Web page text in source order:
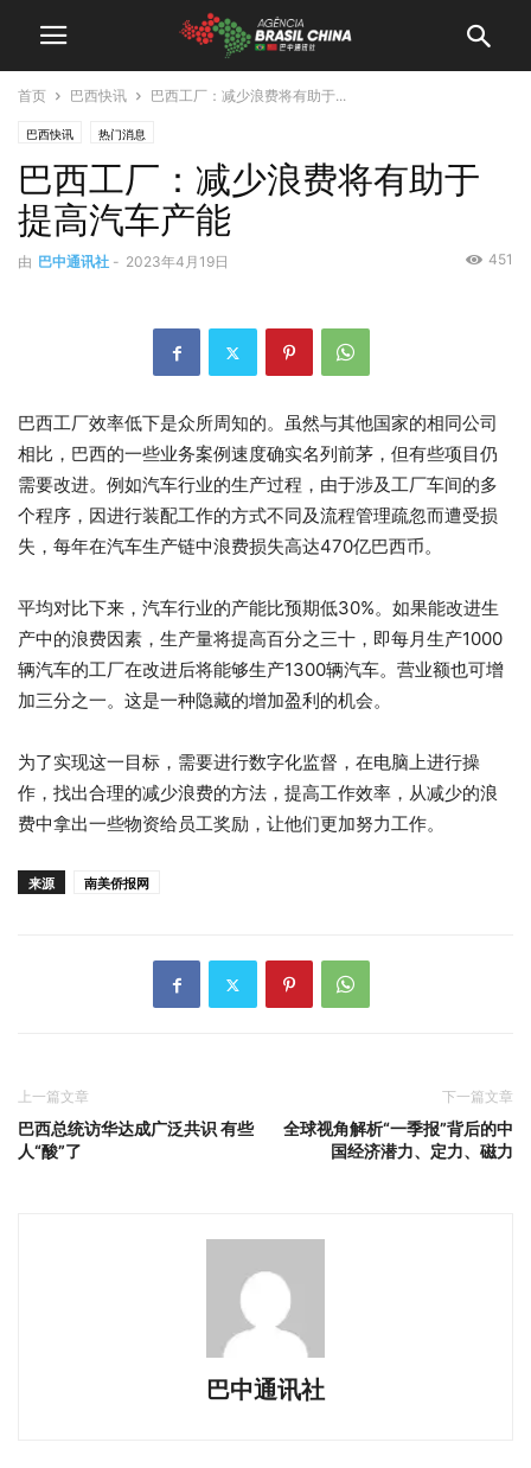
首页 巴西快讯 巴西工厂：减少浪费将有助于...
巴西快讯 热门消息
巴西工厂：减少浪费将有助于
提高汽车产能
由 巴中通讯社 - 2023年4月19日 451
巴西工厂效率低下是众所周知的。虽然与其他国家的相同公司
相比，巴西的一些业务案例速度确实名列前茅，但有些项目仍
需要改进。例如汽车行业的生产过程，由于涉及工厂车间的多
个程序，因进行装配工作的方式不同及流程管理疏忽而遭受损
失，每年在汽车生产链中浪费损失高达470亿巴西币。
平均对比下来，汽车行业的产能比预期低30%。如果能改进生
产中的浪费因素，生产量将提高百分之三十，即每月生产1000
辆汽车的工厂在改进后将能够生产1300辆汽车。营业额也可增
加三分之一。这是一种隐藏的增加盈利的机会。
为了实现这一目标，需要进行数字化监督，在电脑上进行操
作，找出合理的减少浪费的方法，提高工作效率，从减少的浪
费中拿出一些物资给员工奖励，让他们更加努力工作。
来源 南美侨报网
上一篇文章
巴西总统访华达成广泛共识 有些
人“酸”了
下一篇文章
全球视角解析“一季报”背后的中
国经济潜力、定力、磁力
巴中通讯社